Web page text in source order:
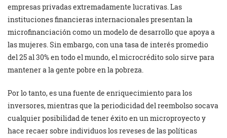
empresas privadas extremadamente lucrativas. Las
instituciones financieras internacionales presentan la
microfinanciación como un modelo de desarrollo que apoya a
las mujeres. Sin embargo, con una tasa de interés promedio
del 25 al 30% en todo el mundo, el microcrédito solo sirve para
mantener a la gente pobre en la pobreza.
Por lo tanto, es una fuente de enriquecimiento para los
inversores, mientras que la periodicidad del reembolso socava
cualquier posibilidad de tener éxito en un microproyecto y
hace recaer sobre individuos los reveses de las políticas